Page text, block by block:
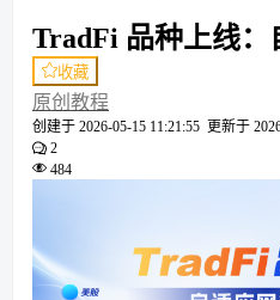
TradFi 品种上线：
收藏
原创教程
创建于 2026-05-15 11:21:55 更新于
2
484